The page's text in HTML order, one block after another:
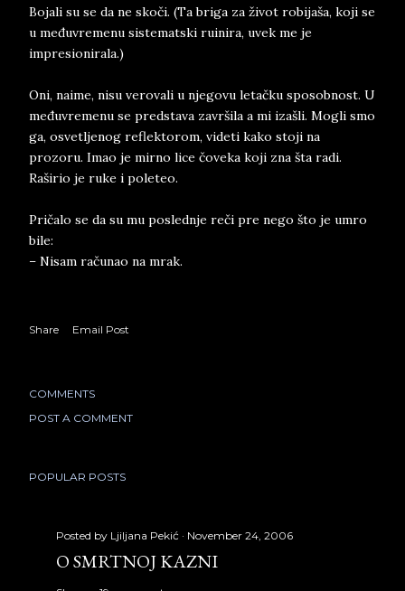
Bojali su se da ne skoči. (Ta briga za život robijaša, koji se
u međuvremenu sistematski ruinira, uvek me je
impresionirala.)
Oni, naime, nisu verovali u njegovu letačku sposobnost. U
međuvremenu se predstava završila a mi izašli. Mogli smo
ga, osvetljenog reflektorom, videti kako stoji na
prozoru. Imao je mirno lice čoveka koji zna šta radi.
Raširio je ruke i poleteo.
Pričalo se da su mu poslednje reči pre nego što je umro
bile:
– Nisam računao na mrak.
Share Email Post
COMMENTS
POST A COMMENT
POPULAR POSTS
Posted by Ljiljana Pekić November 24, 2006
O SMRTNOJ KAZNI